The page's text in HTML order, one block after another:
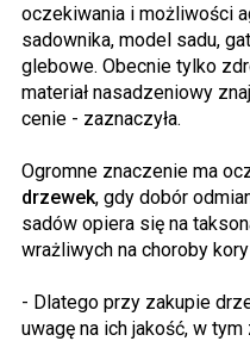
oczekiwania i możliwości
sadownika, model sadu,
glebowe. Obecnie tylko
materiał nasadzeniowy
cenie - zaznaczyła.
Ogromne znaczenie ma
drzewek, gdy dobór
sadów opiera się na
wrażliwych na choroby
- Dlatego przy zakupie
uwagę na ich jakość, w